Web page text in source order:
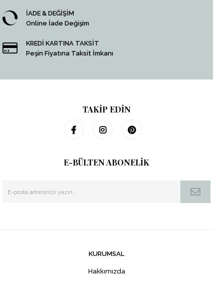
İADE & DEĞİŞİM
Online İade Değişim
KREDİ KARTINA TAKSİT
Peşin Fiyatına Taksit İmkanı
TAKİP EDİN
E-BÜLTEN ABONELİK
KURUMSAL
Hakkımızda